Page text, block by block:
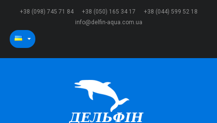
+38 (098) 745 71 84 +38 (050) 165 34 17
+38 (044) 599 52 18
info@delfin-aqua.com.ua